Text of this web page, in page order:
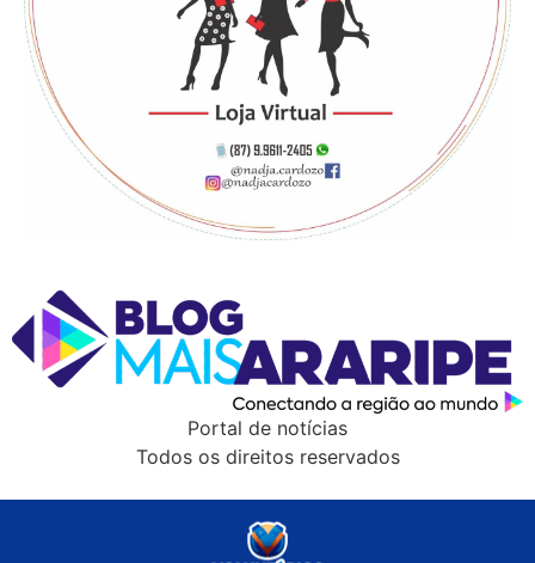
Portal de notícias
Todos os direitos reservados